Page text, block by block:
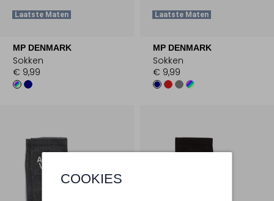
COOKIES
Laatste Maten
MP DENMARK
Sokken
€ 9,99
Laatste Maten
MP DENMARK
Sokken
€ 9,99